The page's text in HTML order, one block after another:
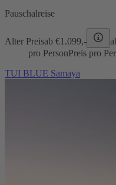
Pauschalreise
Alter Preisab €1.099,-
pro PersonPreis pro
TUI BLUE Samaya